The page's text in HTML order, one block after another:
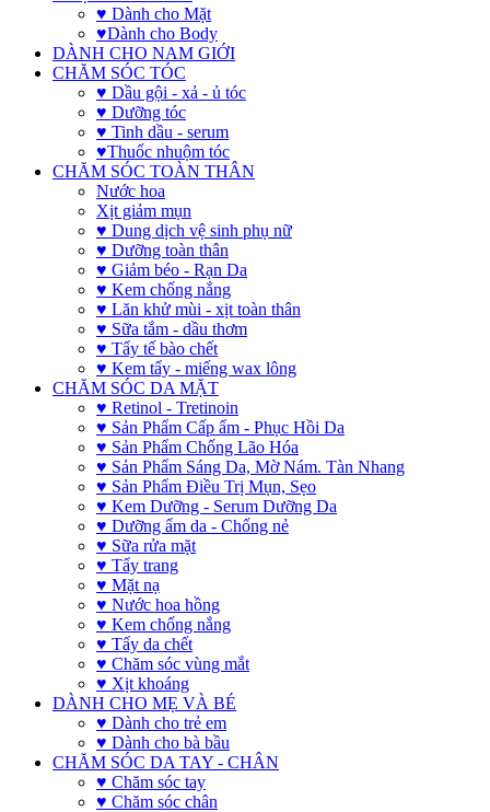
♥ Dành cho Mặt
♥Dành cho Body
DÀNH CHO NAM GIỚI
CHĂM SÓC TÓC
♥ Dầu gội - xả - ủ tóc
♥ Dưỡng tóc
♥ Tinh dầu - serum
♥Thuốc nhuộm tóc
CHĂM SÓC TOÀN THÂN
Nước hoa
Xịt giảm mụn
♥ Dung dịch vệ sinh phụ nữ
♥ Dưỡng toàn thân
♥ Giảm béo - Rạn Da
♥ Kem chống nắng
♥ Lăn khử mùi - xịt toàn thân
♥ Sữa tắm - dầu thơm
♥ Tẩy tế bào chết
♥ Kem tẩy - miếng wax lông
CHĂM SÓC DA MẶT
♥ Retinol - Tretinoin
♥ Sản Phẩm Cấp ẩm - Phục Hồi Da
♥ Sản Phẩm Chống Lão Hóa
♥ Sản Phẩm Sáng Da, Mờ Nám. Tàn Nhang
♥ Sản Phẩm Điều Trị Mụn, Sẹo
♥ Kem Dưỡng - Serum Dưỡng Da
♥ Dưỡng ẩm da - Chống nẻ
♥ Sữa rửa mặt
♥ Tẩy trang
♥ Mặt nạ
♥ Nước hoa hồng
♥ Kem chống nắng
♥ Tẩy da chết
♥ Chăm sóc vùng mắt
♥ Xịt khoáng
DÀNH CHO MẸ VÀ BÉ
♥ Dành cho trẻ em
♥ Dành cho bà bầu
CHĂM SÓC DA TAY - CHÂN
♥ Chăm sóc tay
♥ Chăm sóc chân